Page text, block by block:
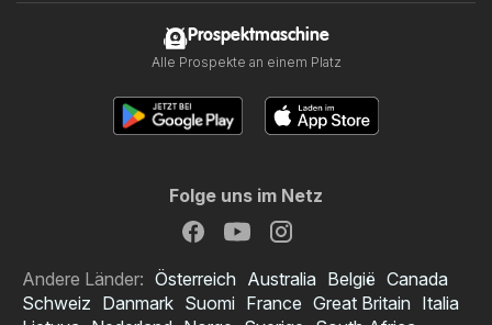
Prospektmaschine
Alle Prospekte an einem Platz
Folge uns im Netz
Andere Länder: Österreich Australia België Canada
Schweiz Danmark Suomi France Great Britain Italia